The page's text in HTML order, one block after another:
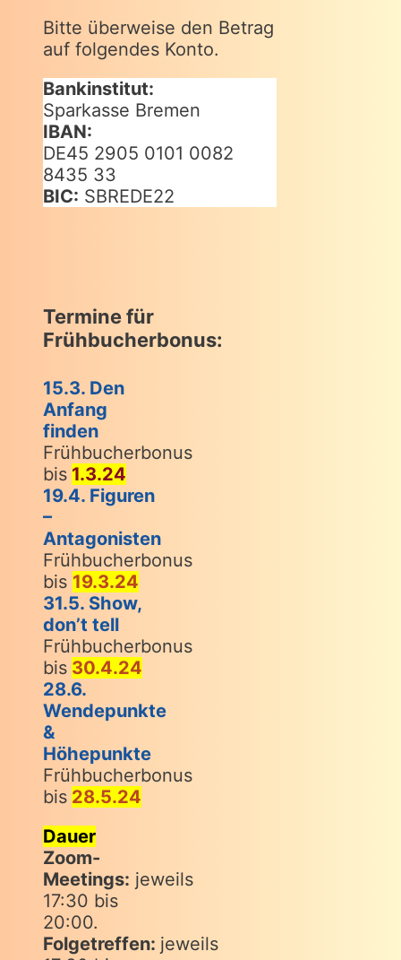
Bitte überweise den Betrag
auf folgendes Konto.
Bankinstitut:
Sparkasse Bremen
IBAN:
DE45 2905 0101 0082
8435 33
BIC: SBREDE22
Termine für
Frühbucherbonus:
15.3. Den
Anfang
finden
Frühbucherbonus
bis 1.3.24
19.4. Figuren
–
Antagonisten
Frühbucherbonus
bis 19.3.24
31.5. Show,
don’t tell
Frühbucherbonus
bis 30.4.24
28.6.
Wendepunkte
&
Höhepunkte
Frühbucherbonus
bis 28.5.24
Dauer
Zoom-
Meetings: jeweils
17:30 bis
20:00.
Folgetreffen: jeweils